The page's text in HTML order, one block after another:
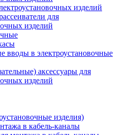
изделий
для
изделий
вводы в электроустановочные
аксессуары для
изделий
изделия)
в кабель-каналы